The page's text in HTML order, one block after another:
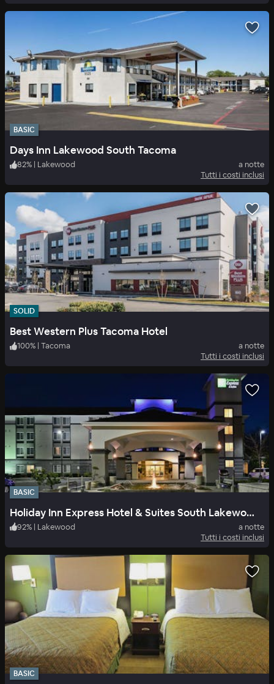
BASIC
Days Inn Lakewood South Tacoma
82% | Lakewood
a notte
Tutti i costi inclusi
SOLID
Best Western Plus Tacoma Hotel
100% | Tacoma
a notte
Tutti i costi inclusi
BASIC
Holiday Inn Express Hotel & Suites South Lakewood
92% | Lakewood
a notte
Tutti i costi inclusi
BASIC